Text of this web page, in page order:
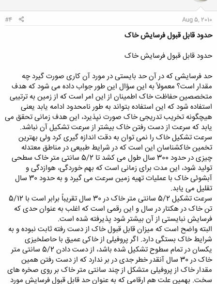
ا
Aug 5, 2010
#4
حدود قابل قبول فرسایش خاک
حدود قابل قبول فرسایش خاک
حد فرسایشی که در آن حد بایستی در مورد آن کاری صورت گیرد چه
مقدار است؟ معمولاً به این سؤال این طور جواب داده می شود که هدف
متخصصین حفاظت خاک اطمینان از این امر است که از زمین به ترتیبی
استفاده شود که این استفاده بتواند به طور نامحدود ادامه یابد یعنی
هیچگونه تخریب تدریجی خاک صورت نپذیرد، این هدف زمانی تحقق می
یابد که سرعت از دست رفتن خاک بیشتر از سرعت تشکیل آن نباشد.
سرعت تشکیل خاک را نمی توان به دقت اندازه گیری کرد ولی بهترین
تخمین خاکشناسان این است که در شرایط طبیعی در مناطق معتدله
چیزی در حدود 300 سال طول می کشد تا 5/2 سانتی متر خاک سطحی
تولید شود، این مدت برای زمانی است که بهم خوردگی، هوازدگی و
آبشوئی خاک با عملیات تهیه زمین سرعت می گیرد و به حدود 30 سال
تقلیل می یابد.
سرعت تشکیل 5/2 سانتی متر خاک در 30 سال تقریباً برابر است با 5/12
تن خاک در هکتار در سال و این رقمی است که اغلب به عنوان حدی که
فرسایش نبایستی از آن بیشتر شود پذیرفته شده است.
البته واضح است که میزان قابل قبول خاک از دست رفته ثابت نبوده و به
شرایط خاک بستگی دارد. اگر پروفیلی از خاکی عمیق با حاصلخیزی
یکسان در تمام سطوح تشکیل شده باشد، از دست دادن 5/2 سانتی متر
خاک در 30 سال آنقدر خطر جدی در بر ندارد که از دست رفتن همین
مقدار خاک از پروفیلی متشکل از چند سانتی متر خاک بر روی صخره های
سخت. بهمین علت هم ارقامی که به عنوان حد قابل قبول فرسایش مورد